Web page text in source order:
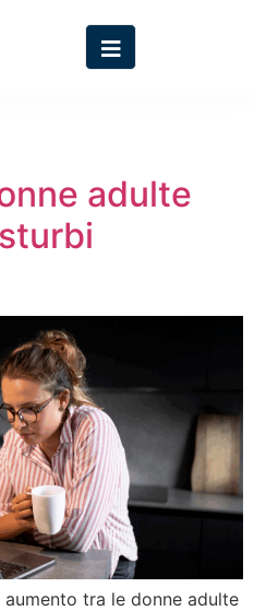
Anoressia
adulte
tra le donne adulte